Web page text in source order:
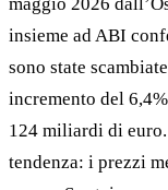
insieme ad ABI
sono state
incremento del
124 miliardi di
tendenza: i prezzi